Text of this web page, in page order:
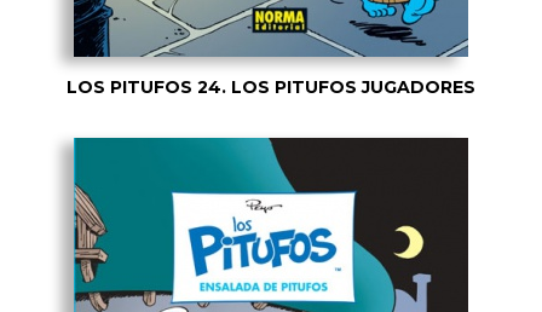
LOS PITUFOS 24. LOS PITUFOS JUGADORES